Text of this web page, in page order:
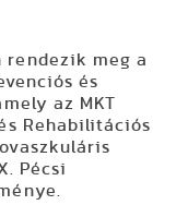
rendezik meg a
és
az MKT
Rehabilitációs
Pécsi